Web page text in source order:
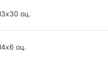
оц.
оц.